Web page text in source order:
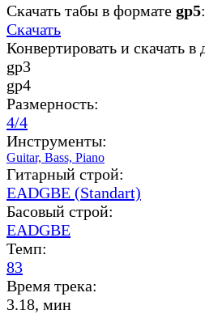
Скачать табы в формате gp5:
Скачать
Конвертировать и скачать
gp3
gp4
Размерность:
4/4
Инструменты:
Guitar, Bass, Piano
Гитарный строй:
EADGBE (Standart)
Басовый строй:
EADGBE
Темп:
83
Время трека:
3.18, мин